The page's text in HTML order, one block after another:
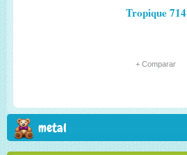
Tropique 714
+ Comparar
metal